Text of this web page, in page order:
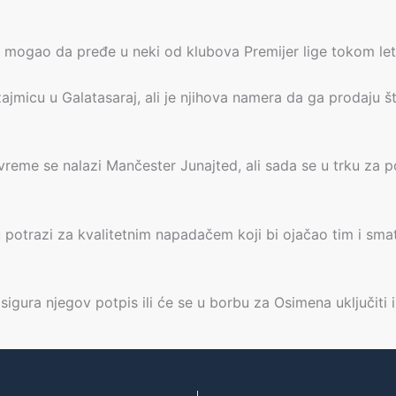
da pređe u neki od klubova Premijer lige tokom
u Galatasaraj, ali je njihova namera da ga
se nalazi Mančester Junajted, ali sada se u trku za
za kvalitetnim napadačem koji bi ojačao tim i
njegov potpis ili će se u borbu za Osimena uključiti